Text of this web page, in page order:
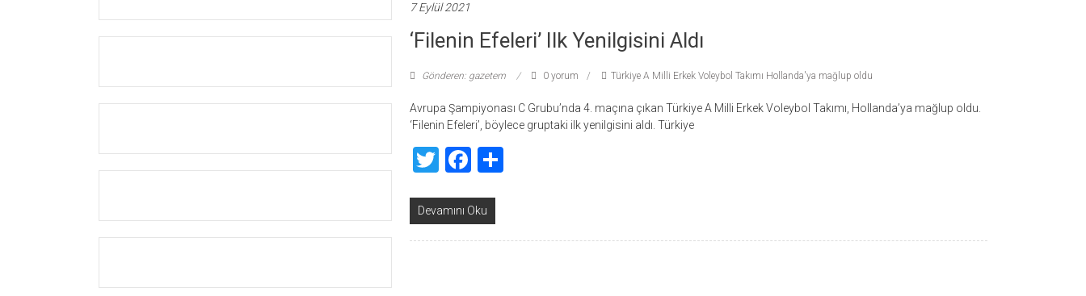
7 Eylül 2021
‘Filenin Efeleri’ Ilk Yenilgisini Aldı
Gönderen: gazetem 0 yorum Türkiye A Milli Erkek Voleybol Takımı Hollanda'ya mağlup oldu
Avrupa Şampiyonası C Grubu’nda 4. maçına çıkan Türkiye A Milli Erkek Voleybol Takımı, Hollanda’ya mağlup oldu.
‘Filenin Efeleri’, böylece gruptaki ilk yenilgisini aldı. Türkiye
TwitterFacebook
Devamını Oku